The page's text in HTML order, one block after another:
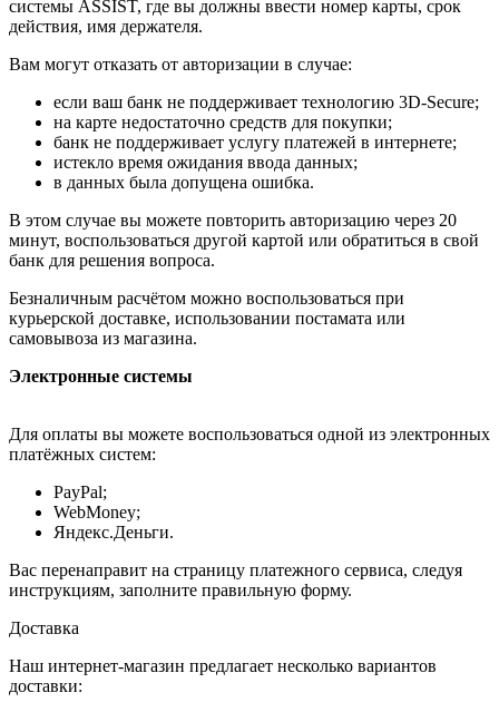
системы ASSIST, где вы должны ввести номер карты, срок
действия, имя держателя.
Вам могут отказать от авторизации в случае:
если ваш банк не поддерживает технологию 3D-Secure;
на карте недостаточно средств для покупки;
банк не поддерживает услугу платежей в интернете;
истекло время ожидания ввода данных;
в данных была допущена ошибка.
В этом случае вы можете повторить авторизацию через 20
минут, воспользоваться другой картой или обратиться в свой
банк для решения вопроса.
Безналичным расчётом можно воспользоваться при
курьерской доставке, использовании постамата или
самовывоза из магазина.
Электронные системы
Для оплаты вы можете воспользоваться одной из электронных
платёжных систем:
PayPal;
WebMoney;
Яндекс.Деньги.
Вас перенаправит на страницу платежного сервиса, следуя
инструкциям, заполните правильную форму.
Доставка
Наш интернет-магазин предлагает несколько вариантов
доставки: